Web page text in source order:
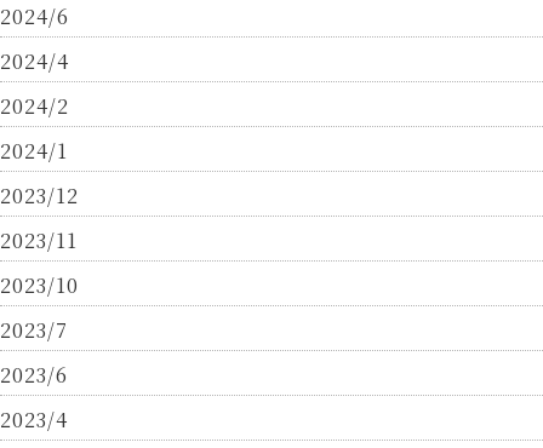
2024/6
2024/4
2024/2
2024/1
2023/12
2023/11
2023/10
2023/7
2023/6
2023/4